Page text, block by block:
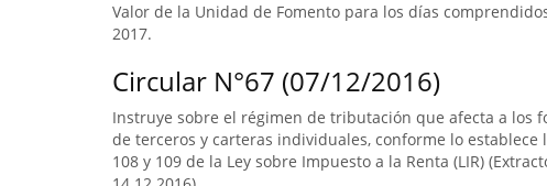
Valor de la Unidad de Fomento para los días
2017.
Circular N°67 (07/12/2016)
Instruye sobre el régimen de tributación que afecta a
de terceros y carteras individuales, conforme lo establece
108 y 109 de la Ley sobre Impuesto a la Renta (LIR)